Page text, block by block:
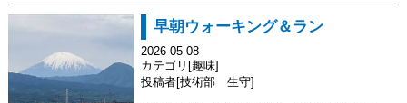
早朝ウォーキング＆ラン
2026-05-08
カテゴリ[趣味]
投稿者[技術部 生守]